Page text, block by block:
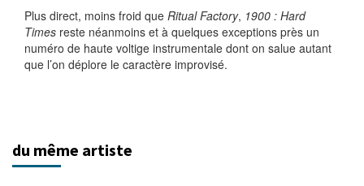
Plus direct, moins froid que Ritual Factory, 1900 : Hard
Times reste néanmoins et à quelques exceptions près un
numéro de haute voltige instrumentale dont on salue autant
que l’on déplore le caractère improvisé.
du même artiste